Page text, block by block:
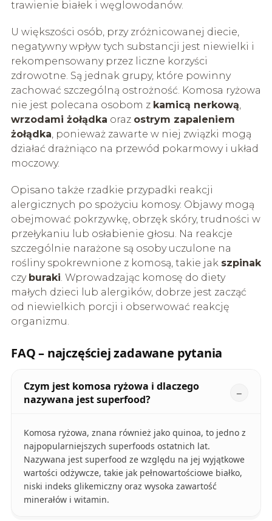
trawienie białek i węglowodanów.
U większości osób, przy zróżnicowanej diecie,
negatywny wpływ tych substancji jest niewielki i
rekompensowany przez liczne korzyści
zdrowotne. Są jednak grupy, które powinny
zachować szczególną ostrożność. Komosa ryżowa
nie jest polecana osobom z kamicą nerkową,
wrzodami żołądka oraz ostrym zapaleniem
żołądka, ponieważ zawarte w niej związki mogą
działać drażniąco na przewód pokarmowy i układ
moczowy.
Opisano także rzadkie przypadki reakcji
alergicznych po spożyciu komosy. Objawy mogą
obejmować pokrzywkę, obrzęk skóry, trudności w
przełykaniu lub osłabienie głosu. Na reakcje
szczególnie narażone są osoby uczulone na
rośliny spokrewnione z komosą, takie jak szpinak
czy buraki. Wprowadzając komosę do diety
małych dzieci lub alergików, dobrze jest zacząć
od niewielkich porcji i obserwować reakcję
organizmu.
FAQ – najczęściej zadawane pytania
Czym jest komosa ryżowa i dlaczego
nazywana jest superfood?
Komosa ryżowa, znana również jako quinoa, to jedno z
najpopularniejszych superfoods ostatnich lat.
Nazywana jest superfood ze względu na jej wyjątkowe
wartości odżywcze, takie jak pełnowartościowe białko,
niski indeks glikemiczny oraz wysoka zawartość
minerałów i witamin.